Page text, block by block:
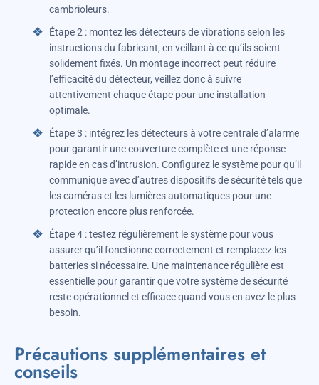
cambrioleurs.
Étape 2 : montez les détecteurs de vibrations selon les
instructions du fabricant, en veillant à ce qu’ils soient
solidement fixés. Un montage incorrect peut réduire
l’efficacité du détecteur, veillez donc à suivre
attentivement chaque étape pour une installation
optimale.
Étape 3 : intégrez les détecteurs à votre centrale d’alarme
pour garantir une couverture complète et une réponse
rapide en cas d’intrusion. Configurez le système pour qu’il
communique avec d’autres dispositifs de sécurité tels que
les caméras et les lumières automatiques pour une
protection encore plus renforcée.
Étape 4 : testez régulièrement le système pour vous
assurer qu’il fonctionne correctement et remplacez les
batteries si nécessaire. Une maintenance régulière est
essentielle pour garantir que votre système de sécurité
reste opérationnel et efficace quand vous en avez le plus
besoin.
Précautions supplémentaires et
conseils